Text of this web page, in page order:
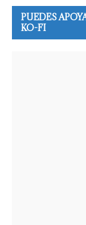
PUEDES
KO-FI